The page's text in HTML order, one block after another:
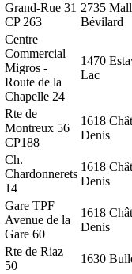
Grand-Rue 31
CP 263
2735
Bévilard
Centre
Commercial
Migros -
Route de la
Chapelle 24
1470
Lac
Rte de
Montreux 56
CP188
1618
Denis
Ch.
Chardonnerets
14
1618
Denis
Gare TPF
Avenue de la
Gare 60
1618
Denis
Rte de Riaz
50
1630